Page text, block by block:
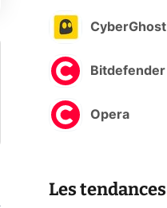
CyberGhost
Bitdefender
Opera
Les tendances